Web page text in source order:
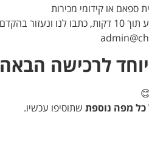
ספאם או קידומי מכירות
בהקדם!
לרכישה הבאה
שתוסיפו עכשיו.